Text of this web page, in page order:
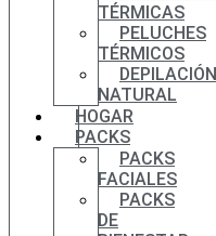
TÉRMICAS
PELUCHES
TÉRMICOS
DEPILACIÓN
NATURAL
HOGAR
PACKS
PACKS
FACIALES
PACKS
DE